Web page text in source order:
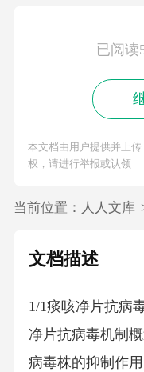
已阅读
本文档由用户提供并上
权，请进行举报或认领
当前位置： 人人文库
文档描述
1/1痰咳净片抗病
净片抗病毒机制
病毒株的抑制作